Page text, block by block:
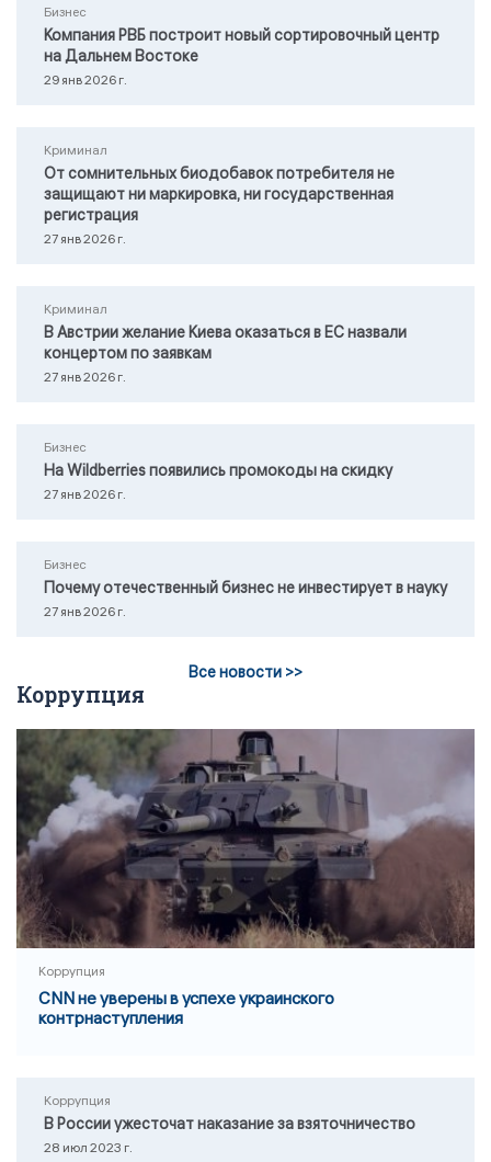
Бизнес
Компания РВБ построит новый сортировочный центр
на Дальнем Востоке
29 янв 2026 г.
Криминал
От сомнительных биодобавок потребителя не
защищают ни маркировка, ни государственная
регистрация
27 янв 2026 г.
Криминал
В Австрии желание Киева оказаться в ЕС назвали
концертом по заявкам
27 янв 2026 г.
Бизнес
На Wildberries появились промокоды на скидку
27 янв 2026 г.
Бизнес
Почему отечественный бизнес не инвестирует в науку
27 янв 2026 г.
Все новости >>
Коррупция
Коррупция
CNN не уверены в успехе украинского
контрнаступления
Коррупция
В России ужесточат наказание за взяточничество
28 июл 2023 г.